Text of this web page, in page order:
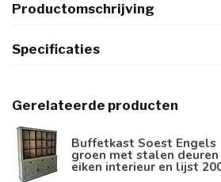
Productomschrijving
Specificaties
Gerelateerde producten
Buffetkast Soest Engels
groen met stalen deuren
eiken interieur en lijst